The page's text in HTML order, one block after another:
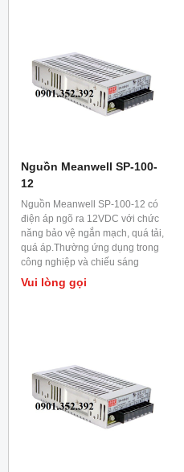
Nguồn Meanwell SP-100-
12
Nguồn Meanwell SP-100-12 có
điện áp ngõ ra 12VDC với chức
năng bảo vệ ngắn mạch, quá tải,
quá áp.Thường ứng dụng trong
công nghiệp và chiếu sáng
LED.Nguồn Meanwell này hoạt
động ổn định và đạt hiệu suất
Vui lòng gọi